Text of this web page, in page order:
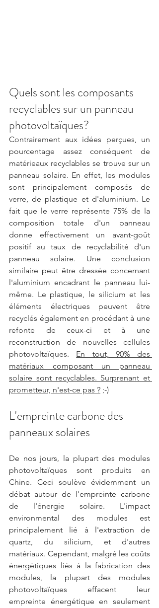
Quels sont les composants
recyclables sur un panneau
photovoltaïques?
Contrairement aux idées perçues, un
pourcentage assez conséquent de
matérieaux recyclables se trouve sur un
panneau solaire. En effet, les modules
sont principalement composés de
verre, de plastique et d'aluminium. Le
fait que le verre représente 75% de la
composition totale d'un panneau
donne effectivement un avant-goût
positif au taux de recyclabilité d'un
panneau solaire. Une conclusion
similaire peut être dressée concernant
l'aluminium encadrant le panneau lui-
même. Le plastique, le silicium et les
éléments électriques peuvent être
recyclés également en procédant à une
refonte de ceux-ci et à une
reconstruction de nouvelles cellules
photovoltaïques. En tout, 90% des
matériaux composant un panneau
solaire sont recyclables. Surprenant et
prometteur, n'est-ce pas ? ;-)
L'empreinte carbone des
panneaux solaires
De nos jours, la plupart des modules
photovoltaïques sont produits en
Chine. Ceci soulève évidemment un
débat autour de l'empreinte carbone
de l'énergie solaire. L'impact
environmental des modules est
principalement lié à l'extraction de
quartz, du silicium, et d'autres
matériaux. Cependant, malgré les coûts
énergétiques liés à la fabrication des
modules, la plupart des modules
photovoltaïques effacent leur
empreinte énergétique en seulement